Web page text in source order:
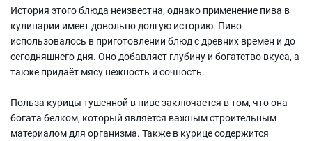
История этого блюда неизвестна, однако применение пива в
кулинарии имеет довольно долгую историю. Пиво
использовалось в приготовлении блюд с древних времен и до
сегодняшнего дня. Оно добавляет глубину и богатство вкуса, а
также придаёт мясу нежность и сочность.
Польза курицы тушенной в пиве заключается в том, что она
богата белком, который является важным строительным
материалом для организма. Также в курице содержится